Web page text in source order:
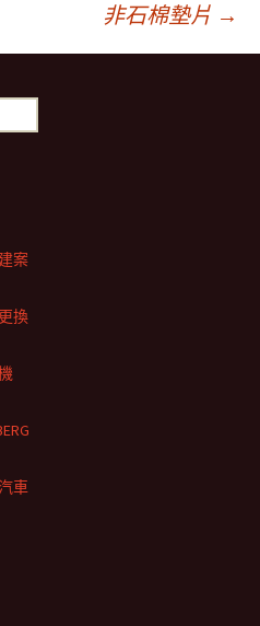
非石棉墊片 →
案
換
車